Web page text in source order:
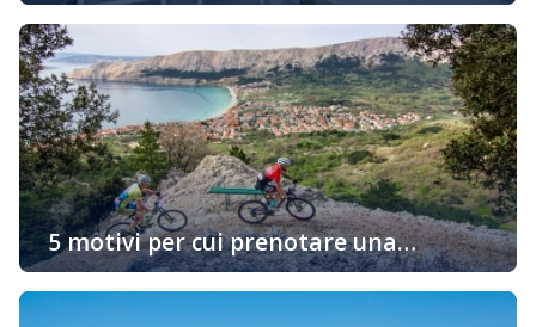
Oggigiorno sempre di più gli ospiti cercano alloggio in
base alle loro preferenze personali e allo stile di
godimento della loro vacanza. Se siete uno di quelli che
desiderano prenotare un alloggio in un appartamento
adatto al vostro stile di vita, continuate a leggere… Una
vacanza attiva con il minimo trattenimento
nell’appartamento Innanzitutto dovete pensare […]
5 motivi per cui prenotare una
sistemazione sull’isola “d’Oro” di Krk è
una buona idea
Vi state chiedendo perché dovreste prenotare un alloggio